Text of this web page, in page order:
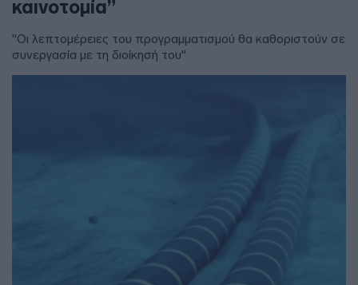
καινοτομία”
"Οι λεπτομέρειες του προγραμματισμού θα καθοριστούν σε
συνεργασία με τη διοίκησή του"